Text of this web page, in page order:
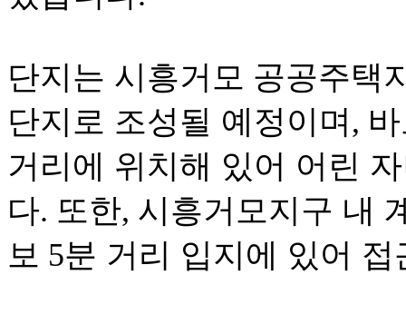
단지는 시흥거모 공공주택
단지로 조성될 예정이며,
거리에 위치해 있어 어린
다. 또한, 시흥거모지구 내
보 5분 거리 입지에 있어 접